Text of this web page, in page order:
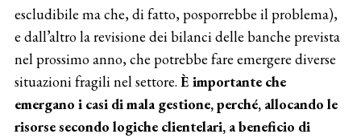
escludibile ma che, di fatto, posporrebbe il problema),
e dall’altro la revisione dei bilanci delle banche prevista
nel prossimo anno, che potrebbe fare emergere diverse
situazioni fragili nel settore. È importante che
emergano i casi di mala gestione, perché, allocando le
risorse secondo logiche clientelari, a beneficio di